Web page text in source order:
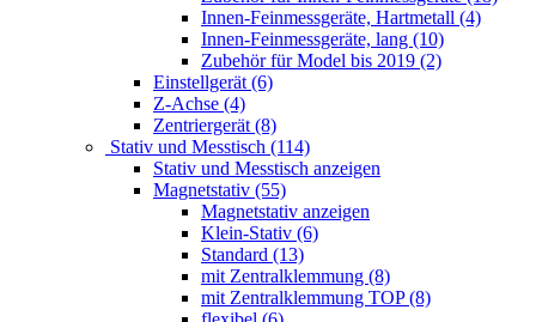
Innen-Feinmessgeräte, Hartmetall (4)
Innen-Feinmessgeräte, lang (10)
Zubehör für Model bis 2019 (2)
Einstellgerät (6)
Z-Achse (4)
Zentriergerät (8)
Stativ und Messtisch (114)
Stativ und Messtisch anzeigen
Magnetstativ (55)
Magnetstativ anzeigen
Klein-Stativ (6)
Standard (13)
mit Zentralklemmung (8)
mit Zentralklemmung TOP (8)